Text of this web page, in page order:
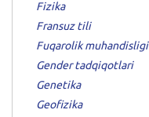
Fizika
Fransuz tili
Fuqarolik muhandisligi
Gender tadqiqotlari
Genetika
Geofizika